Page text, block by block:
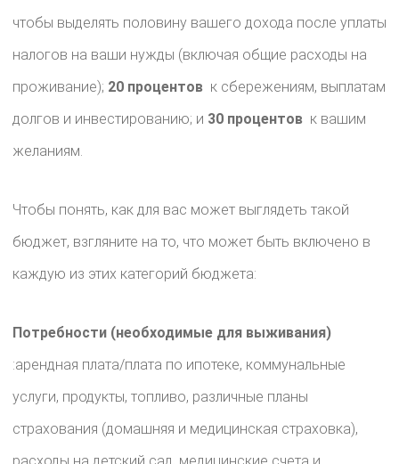
чтобы выделять половину вашего дохода после уплаты
налогов на ваши нужды (включая общие расходы на
проживание); ​ 20 процентов ​ к сбережениям, выплатам
долгов и инвестированию; и ​ 30 процентов ​ к вашим
желаниям.
Чтобы понять, как для вас может выглядеть такой
бюджет, взгляните на то, что может быть включено в
каждую из этих категорий бюджета:
Потребности (необходимые для выживания)
:арендная плата/плата по ипотеке, коммунальные
услуги, продукты, топливо, различные планы
страхования (домашняя и медицинская страховка),